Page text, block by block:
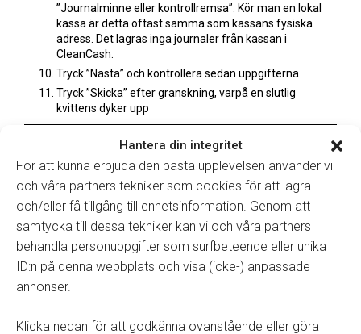
Hantera din integritet
För att kunna erbjuda den bästa upplevelsen använder vi
och våra partners tekniker som cookies för att lagra
och/eller få tillgång till enhetsinformation. Genom att
samtycka till dessa tekniker kan vi och våra partners
behandla personuppgifter som surfbeteende eller unika
ID:n på denna webbplats och visa (icke-) anpassade
annonser.
Klicka nedan för att godkänna ovanstående eller göra
”Journalminne eller kontrollremsa”. Kör man en lokal
kassa är detta oftast samma som kassans fysiska
adress. Det lagras inga journaler från kassan i
CleanCash.
Tryck ”Nästa” och kontrollera sedan uppgifterna
Tryck ”Skicka” efter granskning, varpå en slutlig
kvittens dyker upp
Efter några dagar kommer ett brev, adresserat till
huvudsätet för det registrerande
organisationsnumret där anmälan bekräftas. Om allt